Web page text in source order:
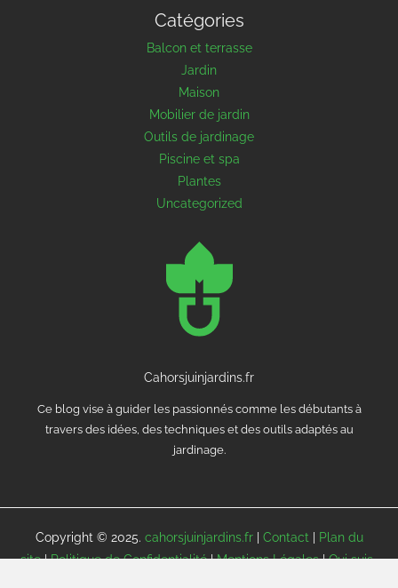
Catégories
Balcon et terrasse
Jardin
Maison
Mobilier de jardin
Outils de jardinage
Piscine et spa
Plantes
Uncategorized
Cahorsjuinjardins.fr
Ce blog vise à guider les passionnés comme les débutants à
travers des idées, des techniques et des outils adaptés au
jardinage.
Copyright © 2025. cahorsjuinjardins.fr| Contact
Plan du
site|Politique de Confidentialité|Mentions Légales|Qui suis-